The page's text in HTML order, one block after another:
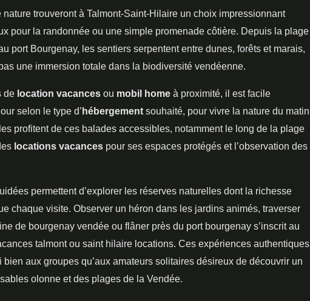
nature trouveront à Talmont-Saint-Hilaire un choix impressionnant
pour la randonnée ou une simple promenade côtière. Depuis la plage
port Bourgenay, les sentiers serpentent entre dunes, forêts et marais,
une immersion totale dans la biodiversité vendéenne.
de location vacances ou mobil home à proximité, il est facile
selon le type d’hébergement souhaité, pour vivre la nature du matin
profitent de ces balades accessibles, notamment le long de la plage
locations vacances pour ses espaces protégés et l’observation des
permettent d’explorer les réserves naturelles dont la richesse
chaque visite. Observer un héron dans les jardins animés, traverser
de bourgenay vendée ou flâner près du port bourgenay s’inscrit au
talmont ou saint hilaire locations. Ces expériences authentiques
bien aux groupes qu’aux amateurs solitaires désireux de découvrir un
olonne et des plages de la Vendée.